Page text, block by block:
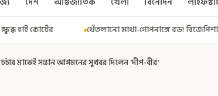
মাথা-গোপনাঙ্গে রড! বিজেপিশাসিত অসমে নাবালিকার
চর্চার মাঝেই সন্তান আগমনের সুখবর দিলেন 'দীপ-বীর'